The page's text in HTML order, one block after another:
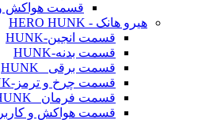
قسمت هواکش و کاربرات- Glamour
هیرو هانک - HERO HUNK
قسمت انجین-HUNK
قسمت بدنه-HUNK
قسمت برقی _HUNK
قسمت چرخ و ترمز-HUNK
قسمت فرمان _HUNK
قسمت هواکش و کاربرات -HUNK